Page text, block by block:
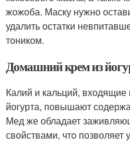
жожоба. Маску нужно
удалить остатки
тоником.
Домашний крем из
Калий и кальций, входящие
йогурта, повышают
Мед же обладает
свойствами, что